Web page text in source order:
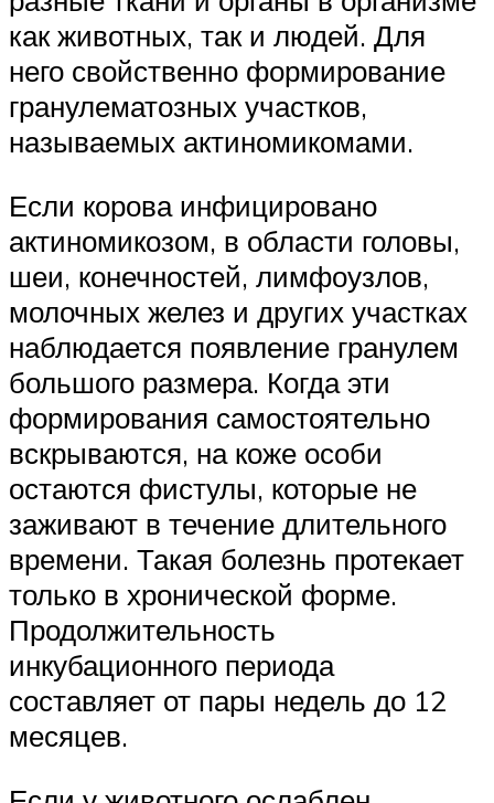
как животных, так и людей. Для
него свойственно формирование
гранулематозных участков,
называемых актиномикомами.
Если корова инфицировано
актиномикозом, в области головы,
шеи, конечностей, лимфоузлов,
молочных желез и других участках
наблюдается появление гранулем
большого размера. Когда эти
формирования самостоятельно
вскрываются, на коже особи
остаются фистулы, которые не
заживают в течение длительного
времени. Такая болезнь протекает
только в хронической форме.
Продолжительность
инкубационного периода
составляет от пары недель до 12
месяцев.